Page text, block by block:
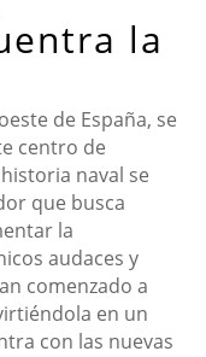
la
de España, se
centro de
naval se
que busca
la
audaces y
comenzado a
en un
con las nuevas